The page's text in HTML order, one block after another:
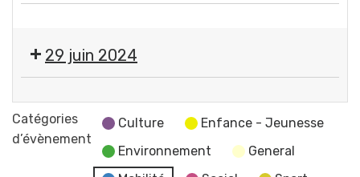
Artisanat
du
-
Bal
Gala
AL
Danse
Gerzat
29 juin 2024
Sportive
Gerzatoise
Catégories
d’évènement
Culture
Enfance - Jeunesse
Environnement
General